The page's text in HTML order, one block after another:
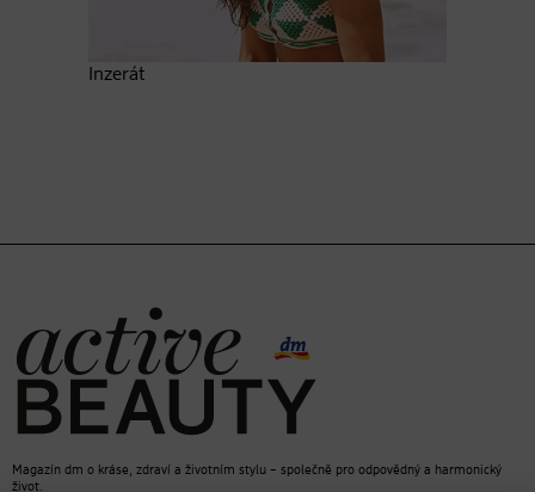
Inzerát
Magazín dm o kráse, zdraví a životním stylu – společně pro odpovědný a harmonický
život.